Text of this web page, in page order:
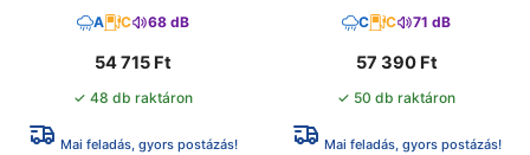
A C 68 dB
54 715 Ft
✓ 48 db raktáron
Mai feladás, gyors postázás!
C C 71 dB
57 390 Ft
✓ 50 db raktáron
Mai feladás, gyors postázás!